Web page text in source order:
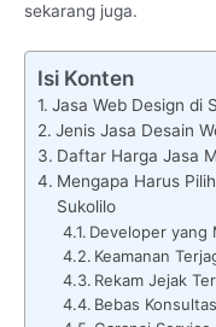
sekarang juga.
Isi Konten
Jasa Web Design di
Jenis Jasa Desain
Daftar Harga Jasa
Mengapa Harus
Sukolilo
Developer yang
Keamanan
Rekam Jejak
Bebas